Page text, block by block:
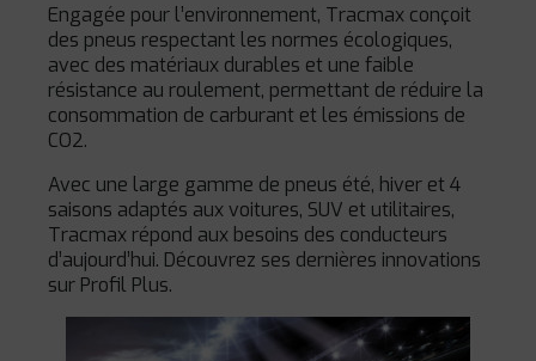
Engagée pour l’environnement, Tracmax conçoit
des pneus respectant les normes écologiques,
avec des matériaux durables et une faible
résistance au roulement, permettant de réduire la
consommation de carburant et les émissions de
CO2.
Avec une large gamme de pneus été, hiver et 4
saisons adaptés aux voitures, SUV et utilitaires,
Tracmax répond aux besoins des conducteurs
d’aujourd’hui. Découvrez ses dernières innovations
sur Profil Plus.